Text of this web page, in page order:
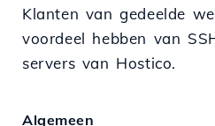
Klanten van gedeelde
voordeel hebben van
servers van Hostico.
Algemeen